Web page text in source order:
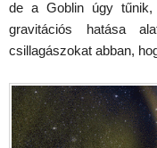
de a Goblin úgy tűnik,
gravitációs hatása
csillagászokat abban,